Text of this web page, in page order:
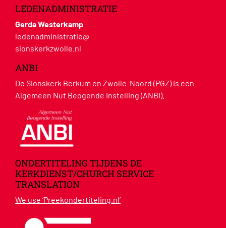
LEDENADMINISTRATIE
Gerda Westerkamp
ledenadministratie@
sionskerkzwolle.nl
ANBI
De Sionskerk Berkum en Zwolle-Noord (PGZ) is een
Algemeen Nut Beogende Instelling (ANBI).
ONDERTITELING TIJDENS DE
KERKDIENST/CHURCH SERVICE
TRANSLATION
We use ‘Preekondertiteling.nl’